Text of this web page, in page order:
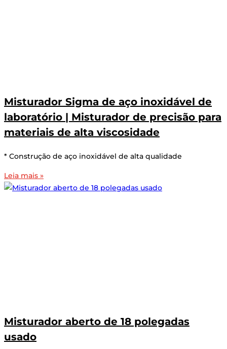
Misturador Sigma de aço inoxidável de
laboratório | Misturador de precisão para
materiais de alta viscosidade
* Construção de aço inoxidável de alta qualidade
Leia mais »
Misturador aberto de 18 polegadas
usado